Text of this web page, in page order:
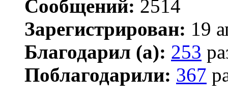
Сообщений: 2514
Зарегистрирован: 19
Благодарил (а): 253
Поблагодарили: 367